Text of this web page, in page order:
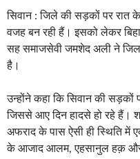
सिवान : जिले की सड़कों पर रात
वजह बन रही हैं। इसको लेकर
सह समाजसेवी जमशेद अली ने
है।
उन्होंने कहा कि सिवान की सड़कों
जिससे आए दिन हादसे हो रहे हैं।
अफराद के पास ऐसी ही स्थिति में
के आजाद आलम, एहसानुल हक़ और